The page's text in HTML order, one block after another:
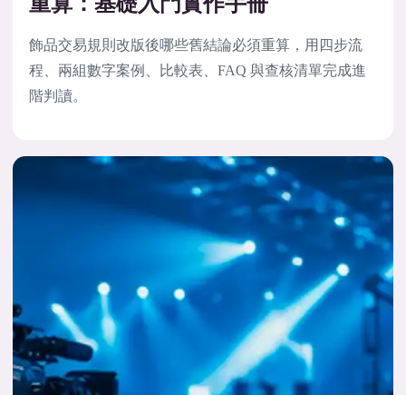
飾品交易規則改版後哪些舊結論必須重算，用四步流
程、兩組數字案例、比較表、FAQ 與查核清單完成進
階判讀。